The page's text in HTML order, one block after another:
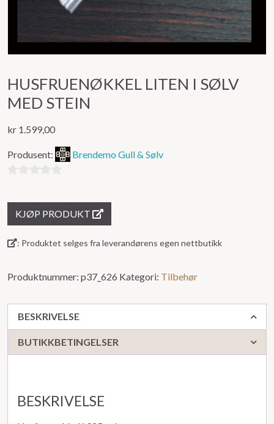
HUSFRUENØKKEL LITEN I SØLV
MED STEIN
kr 1.599,00
Produsent: Brendemo Gull & Sølv
KJØP PRODUKT
: Produktet selges fra leverandørens egen nettbutikk
Produktnummer: p37_626 Kategori: Tilbehør
BESKRIVELSE
BUTIKKBETINGELSER
BESKRIVELSE